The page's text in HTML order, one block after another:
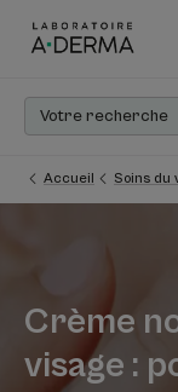
Accueil Soins du
Crème
visage :